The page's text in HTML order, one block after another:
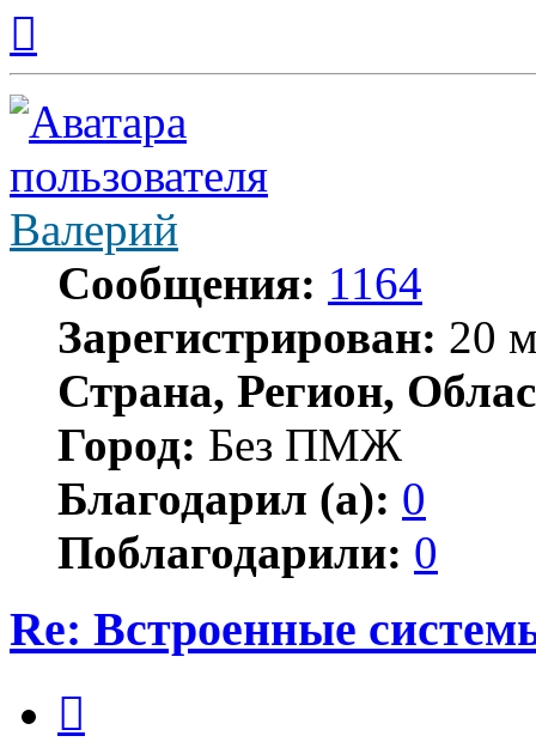
началу
Валерий
Сообщения: 1164
Зарегистрирован: 20
Страна, Регион,
Город: Без ПМЖ
Благодарил (а): 0
Поблагодарили: 0
Re: Встроенные